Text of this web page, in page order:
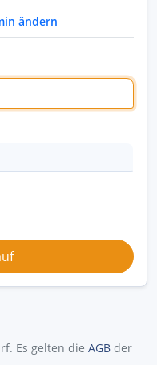
ändern
Es gelten die AGB der